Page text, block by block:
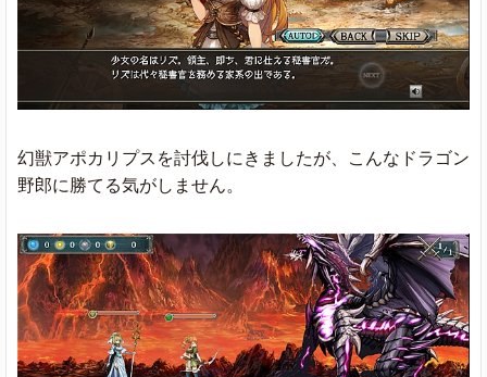
幻獣アポカリプスを討伐しにきましたが、こんなドラゴン
野郎に勝てる気がしません。